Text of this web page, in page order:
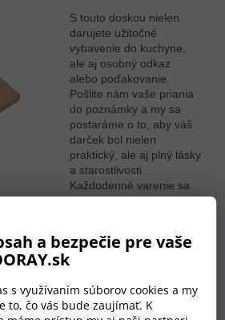
a bezpečie pre vaše
s využívaním súborov cookies a my
to, čo vás bude zaujímať. K
S touto doskou nielen
darujete užitočné
vybavenie do kuchyne,
ale aj osobný odkaz
alebo poďakovanie.
Pošlite nám vaše priania
do poznámky a my sa
postaráme o to, aby váš
darček bol nielen
praktický, ale aj plný lásky
a starostlivosti.
Každodenné varenie sa
tak stane ešte